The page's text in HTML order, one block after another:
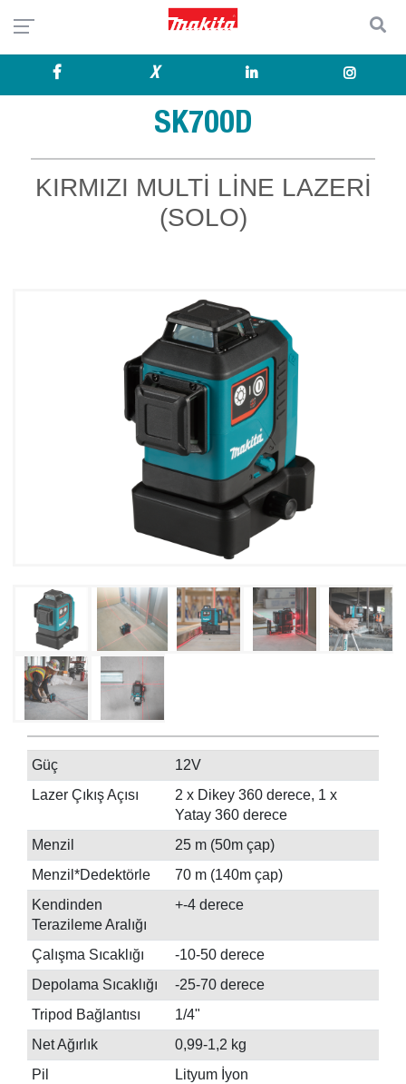
X
SK700D
KIRMIZI MULTİ LİNE LAZERİ
(SOLO)
Güç
12V
Lazer Çıkış Açısı
2 x Dikey 360 derece, 1 x
Yatay 360 derece
Menzil
25 m (50m çap)
Menzil*Dedektörle
70 m (140m çap)
Kendinden
Terazileme Aralığı
+-4 derece
Çalışma Sıcaklığı
-10-50 derece
Depolama Sıcaklığı
-25-70 derece
Tripod Bağlantısı
1/4"
Net Ağırlık
0,99-1,2 kg
Pil
Lityum İyon